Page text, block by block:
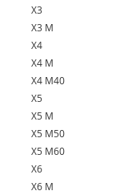
X3
X3 M
X4
X4 M
X4 M40
X5
X5 M
X5 M50
X5 M60
X6
X6 M